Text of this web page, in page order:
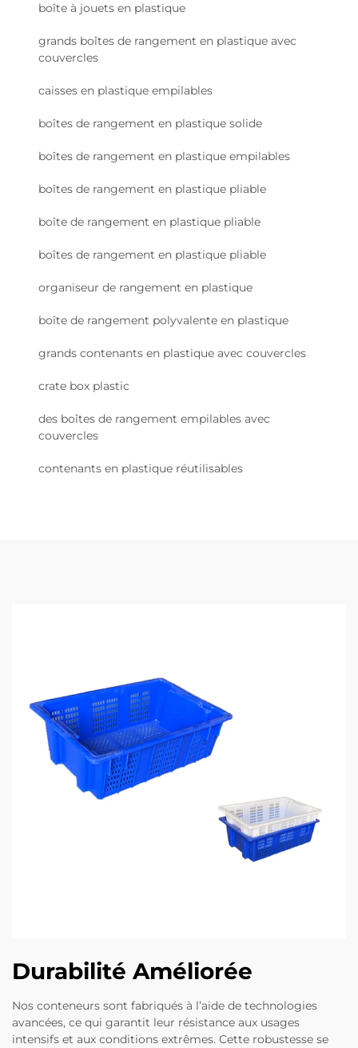
boîte à jouets en plastique
grands boîtes de rangement en plastique avec
couvercles
caisses en plastique empilables
boîtes de rangement en plastique solide
boîtes de rangement en plastique empilables
boîtes de rangement en plastique pliable
boîte de rangement en plastique pliable
boîtes de rangement en plastique pliable
organiseur de rangement en plastique
boîte de rangement polyvalente en plastique
grands contenants en plastique avec couvercles
crate box plastic
des boîtes de rangement empilables avec
couvercles
contenants en plastique réutilisables
Durabilité Améliorée
Nos conteneurs sont fabriqués à l’aide de technologies
avancées, ce qui garantit leur résistance aux usages
intensifs et aux conditions extrêmes. Cette robustesse se